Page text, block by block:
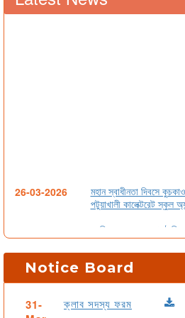
26-03-2026
মহান স্বাধীনতা দিবসে
পটুয়াখালী কালেক্টরেট স্কুল
প্রতি মাসে একজন শ্রেষ্ঠ
01-02-2026
আগামীকাল ০২.০২.২৬ তারিখ
কার্যক্রম চলবে।
Notice Board
31-
ক্লাব সদস্য ফরম